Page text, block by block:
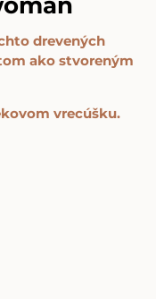
drevených
ako stvoreným
vrecúšku.